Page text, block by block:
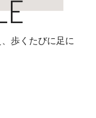
歩くたびに足に